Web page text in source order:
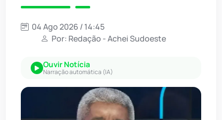
04 Ago 2026 / 14:45
Por: Redação - Achei Sudoeste
Ouvir Notícia
Narração automática (IA)